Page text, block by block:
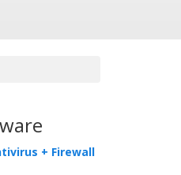
+ Firewall